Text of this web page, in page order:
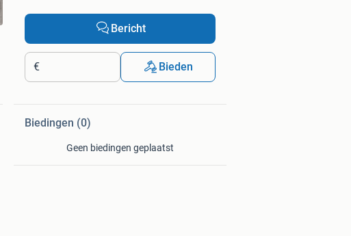
Bericht
€ Bieden
Biedingen (0)
Geen biedingen geplaatst